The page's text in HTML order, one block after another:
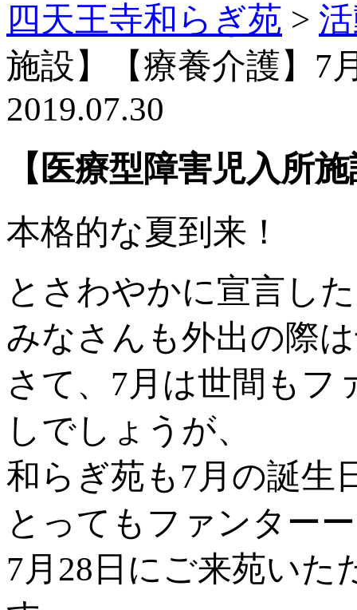
四天王寺和らぎ苑 >
施設】【療養介護】7
2019.07.30
【医療型障害児入所
本格的な夏到来！
とさわやかに宣言し
みなさんも外出の際
さて、7月は世間もフ
しでしょうが、
和らぎ苑も7月の誕生
とってもファンター
7月28日にご来苑いた